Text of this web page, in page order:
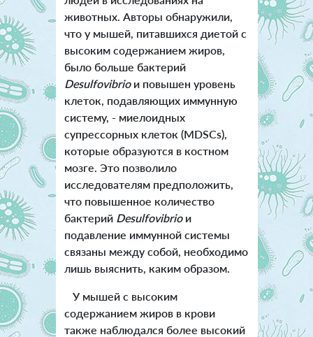
животных. Авторы обнаружили,
что у мышей, питавшихся диетой с
высоким содержанием жиров,
было больше бактерий
Desulfovibrioи повышен уровень
клеток, подавляющих иммунную
систему, - миелоидных
супрессорных клеток (MDSCs),
которые образуются в костном
мозге. Это позволило
исследователям предположить,
что повышенное количество
бактерий Desulfovibrioи
подавление иммунной системы
связаны между собой, необходимо
лишь выяснить, каким образом.
У мышей с высоким
содержанием жиров в крови
также наблюдался более высокий